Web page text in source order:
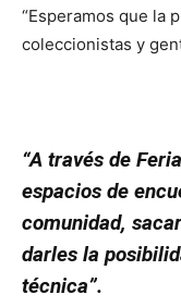
“Esperamos que la
coleccionistas y
“A través de
espacios de
comunidad,
darles la
técnica”.